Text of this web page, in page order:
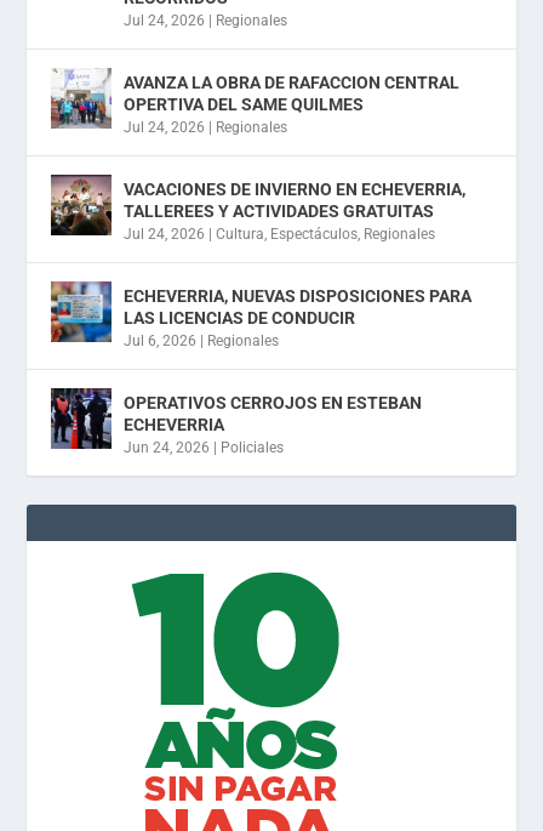
Jul 24, 2026 Regionales
AVANZA LA OBRA DE RAFACCION CENTRAL
OPERTIVA DEL SAME QUILMES
Jul 24, 2026 Regionales
VACACIONES DE INVIERNO EN ECHEVERRIA,
TALLEREES Y ACTIVIDADES GRATUITAS
Jul 24, 2026 |Cultura, Espectáculos, Regionales
ECHEVERRIA, NUEVAS DISPOSICIONES PARA
LAS LICENCIAS DE CONDUCIR
Jul 6, 2026 Regionales
OPERATIVOS CERROJOS EN ESTEBAN
ECHEVERRIA
Jun 24, 2026 Policiales